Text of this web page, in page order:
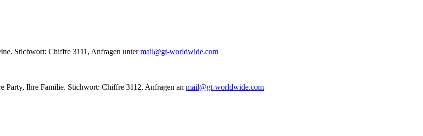
Stichwort: Chiffre 3111, Anfragen untermail@gt-worldwide.com
Party, Ihre Familie. Stichwort: Chiffre 3112, Anfragen an mail@gt-worldwide.com